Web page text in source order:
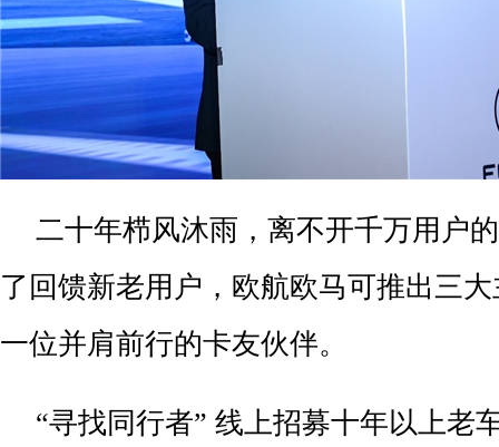
二十年栉风沐雨，离不开千万用户
了回馈新老用户，欧航欧马可推出三
一位并肩前行的卡友伙伴。
“寻找同行者” 线上招募十年以上老